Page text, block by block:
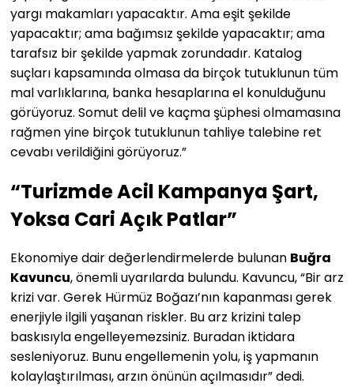
yargı makamları yapacaktır. Ama eşit şekilde
yapacaktır; ama bağımsız şekilde yapacaktır; ama
tarafsız bir şekilde yapmak zorundadır. Katalog
suçları kapsamında olmasa da birçok tutuklunun tüm
mal varlıklarına, banka hesaplarına el konulduğunu
görüyoruz. Somut delil ve kaçma şüphesi olmamasına
rağmen yine birçok tutuklunun tahliye talebine ret
cevabı verildiğini görüyoruz.”
“Turizmde Acil Kampanya Şart,
Yoksa Cari Açık Patlar”
Ekonomiye dair değerlendirmelerde bulunan Buğra
Kavuncu, önemli uyarılarda bulundu. Kavuncu, “Bir arz
krizi var. Gerek Hürmüz Boğazı’nın kapanması gerek
enerjiyle ilgili yaşanan riskler. Bu arz krizini talep
baskısıyla engelleyemezsiniz. Buradan iktidara
sesleniyoruz. Bunu engellemenin yolu, iş yapmanın
kolaylaştırılması, arzın önünün açılmasıdır” dedi.